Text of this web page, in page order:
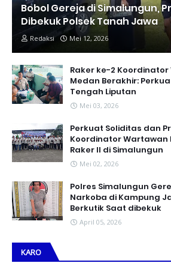
Bobol Gereja di Simalungun,
Dibekuk Polsek Tanah Jawa
Redaksi Mei 12, 2026
Raker ke-2 Koordinator
Medan Berakhir:
Tengah Liputan
Mei 03, 2026
Perkuat Soliditas dan
Koordinator Wartawan
Raker II di Simalungun
Mei 02, 2026
Polres Simalungun
Narkoba di Kampung
Berkutik Saat dibekuk
April 05, 2026
KARO